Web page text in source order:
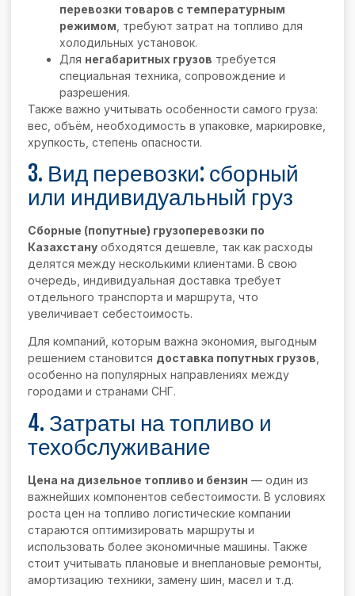
перевозки товаров с температурным
режимом , требуют затрат на топливо для
холодильных установок.
Для негабаритных грузов требуется
специальная техника, сопровождение и
разрешения.
Также важно учитывать особенности самого груза:
вес, объём, необходимость в упаковке, маркировке,
хрупкость, степень опасности.
3. Вид перевозки: сборный
или индивидуальный груз
Сборные (попутные) грузоперевозки по
Казахстану обходятся дешевле, так как расходы
делятся между несколькими клиентами. В свою
очередь, индивидуальная доставка требует
отдельного транспорта и маршрута, что
увеличивает себестоимость.
Для компаний, которым важна экономия, выгодным
решением становится доставка попутных грузов
особенно на популярных направлениях между
городами и странами СНГ.
4. Затраты на топливо и
техобслуживание
Цена на дизельное топливо и бензин — один из
важнейших компонентов себестоимости. В условиях
роста цен на топливо логистические компании
стараются оптимизировать маршруты и
использовать более экономичные машины. Также
стоит учитывать плановые и внеплановые ремонты,
амортизацию техники, замену шин, масел и т.д.